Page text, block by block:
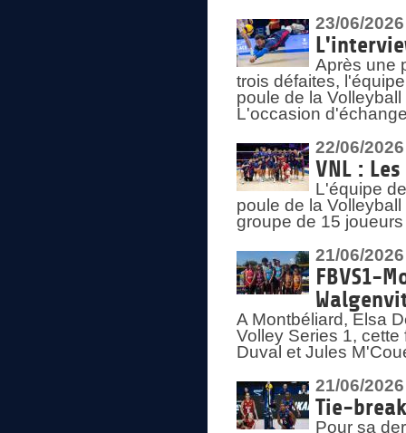
23/06/2026
Après une
trois défaites,
poule de la
L'occasion
22/06/2026
VNL :
L'équipe
poule de la
groupe de 15
21/06/2026
FBVS1-
A Montbéliard, Elsa
Volley Series 1,
Duval et Jules
21/06/2026
Tie-
Pour sa